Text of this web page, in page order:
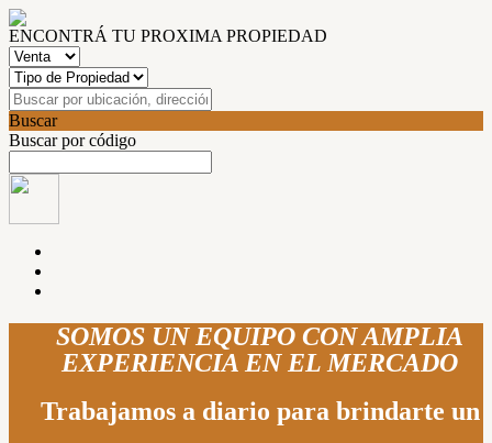
ENCONTRÁ TU PROXIMA PROPIEDAD
Buscar
Buscar por código
SOMOS UN EQUIPO CON AMPLIA
EXPERIENCIA EN EL MERCADO
Trabajamos a diario para brindarte un